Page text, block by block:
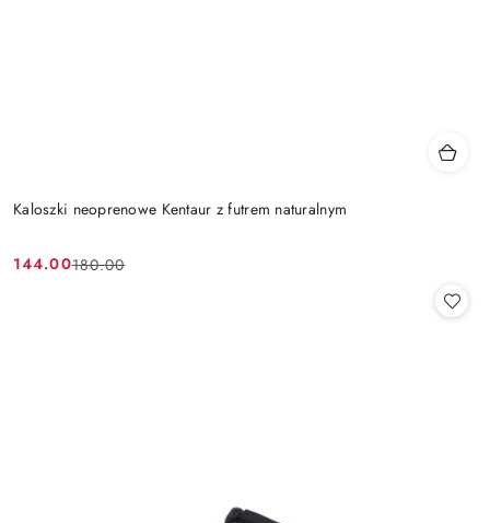
Kaloszki neoprenowe Kentaur z futrem naturalnym
Cena
144.00
Cena
180.00